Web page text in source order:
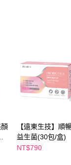
「AFTEE先享後付」
。
要取消訂單，請聯絡
，需透過AFTEE先享
示為準，若有關於
「AFTEE先享後付
後付」服務完成之交
關給付款項請求債
【遠東生技】順
益生菌(30包/盒)
NT$790